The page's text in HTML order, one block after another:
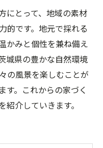
にとって、地域の素材
的です。地元で採れる
かみと個性を兼ね備え
城県の豊かな自然環境
の風景を楽しむことが
す。これからの家づく
介していきます。